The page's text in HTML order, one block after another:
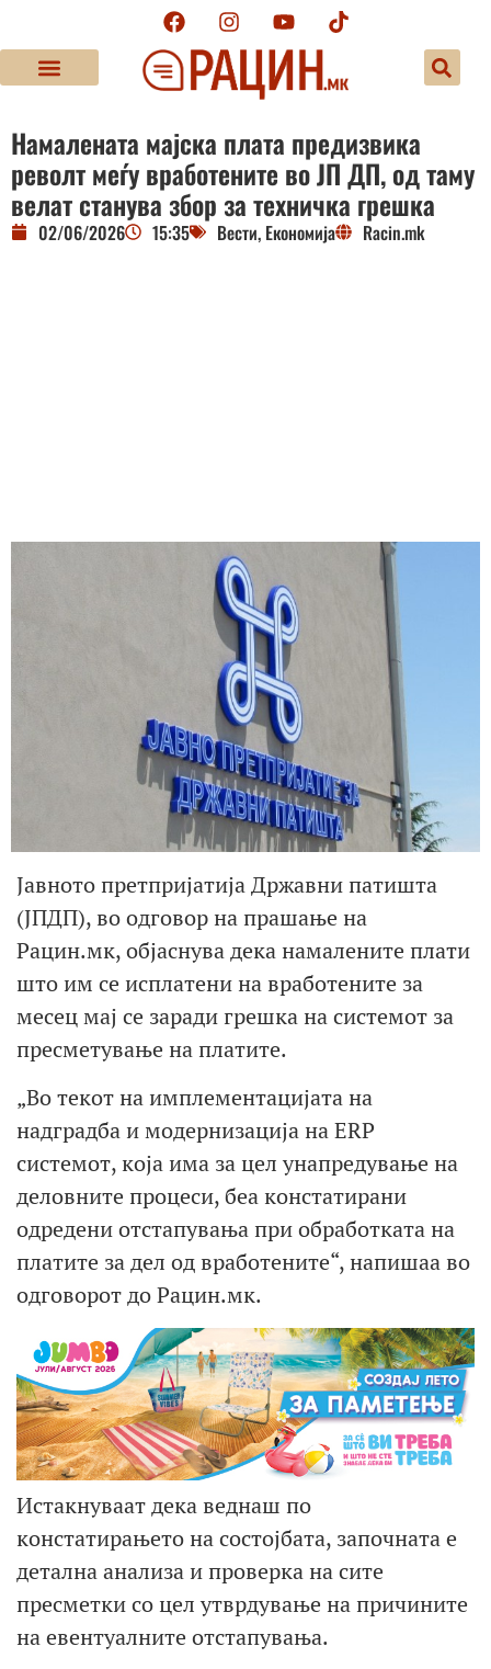
Намалената мајска плата предизвика
револт меѓу вработените во ЈП ДП, од таму
велат станува збор за техничка грешка
02/06/2026 15:35 Вести, Економија Racin.mk
Јавното претпријатија Државни патишта
(ЈПДП), во одговор на прашање на
Рацин.мк, објаснува дека намалените плати
што им се исплатени на вработените за
месец мај се заради грешка на системот за
пресметување на платите.
„Во текот на имплементацијата на
надградба и модернизација на ERP
системот, која има за цел унапредување на
деловните процеси, беа констатирани
одредени отстапувања при обработката на
платите за дел од вработените“, напишаа во
одговорот до Рацин.мк.
Истакнуваат дека веднаш по
констатирањето на состојбата, започната е
детална анализа и проверка на сите
пресметки со цел утврдување на причините
на евентуалните отстапувања.